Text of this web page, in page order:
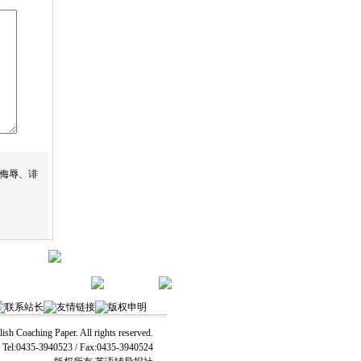
辱、诽
联系站长 友情链接 版权申明
Coaching Paper. All rights reserved.
Tel:0435-3940523 / Fax:0435-3940524